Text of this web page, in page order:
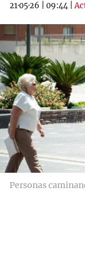
21·05·26 09:44 |
Personas